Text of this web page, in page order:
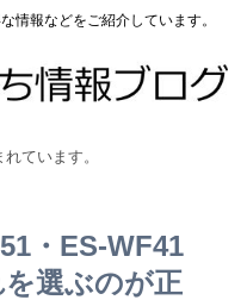
情報などをご紹介しています。
ています。
・ES-WF41
選ぶのが正